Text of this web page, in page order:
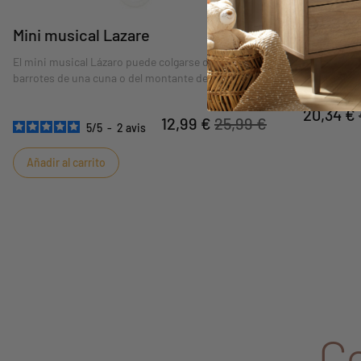
Mini musical Lazare
El mini musical Lázaro puede colgarse de los
barrotes de una cuna o del montante de un
5/5 - 2 avis 12,99 € 25,99 €
Añadir al carrito
cestas
Déjese
perfectas
muy útiles
cuidado en
20,34 €